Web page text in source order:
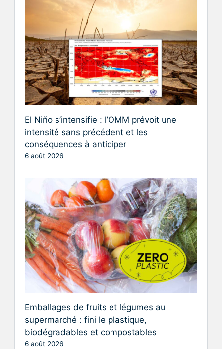
El Niño s’intensifie : l’OMM prévoit une
intensité sans précédent et les
conséquences à anticiper
6 août 2026
Emballages de fruits et légumes au
supermarché : fini le plastique,
biodégradables et compostables
6 août 2026